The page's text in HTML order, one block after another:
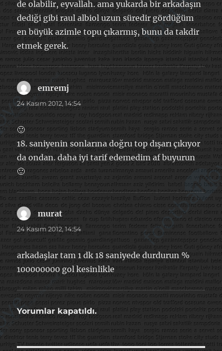
de olabilir, eyvallah. ama yukarda bir arkadaşın
dediği gibi raul albiol uzun süredir gördüğüm
en büyük azimle topu çıkarmış, bunu da takdir
etmek gerek.
emremjdedi
ki:
24 Kasım 2012, 14:54
🙂
18. saniyenin sonlarına doğru top dışarı çıkıyor
da ondan. daha iyi tarif edemedim af buyurun
🙂
muratdedi
ki:
24 Kasım 2012, 14:54
arkadaşlar tam 1 dk 18 saniyede durdurun %
100000000 gol kesinlikle
Yorumlar kapatıldı.